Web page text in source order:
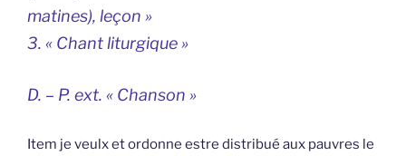
matines), leçon »
3. « Chant liturgique »
D. – P. ext. « Chanson »
Item je veulx et ordonne estre distribué aux pauvres le